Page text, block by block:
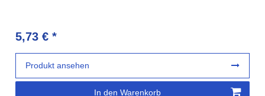
5,73 € *
In den Warenkorb
Produkt ansehen